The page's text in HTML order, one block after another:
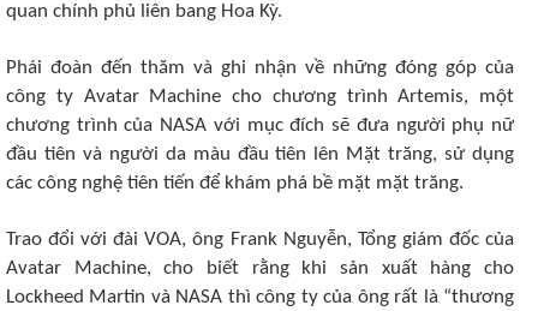
quan chính phủ liên bang Hoa Kỳ.
Phái đoàn đến thăm và ghi nhận về những đóng góp của
công ty Avatar Machine cho chương trình Artemis, một
chương trình của NASA với mục đích sẽ đưa người phụ nữ
đầu tiên và người da màu đầu tiên lên Mặt trăng, sử dụng
các công nghệ tiên tiến để khám phá bề mặt mặt trăng.
Trao đổi với đài VOA, ông Frank Nguyễn, Tổng giám đốc của
Avatar Machine, cho biết rằng khi sản xuất hàng cho
Lockheed Martin và NASA thì công ty của ông rất là “thương